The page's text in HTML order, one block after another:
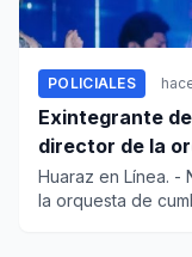
POLICIALES
Exintegrante
director de la
tocamientos
Huaraz en Línea. -
la orquesta de